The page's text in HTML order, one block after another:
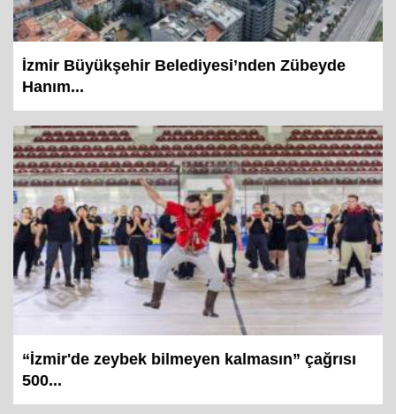
İzmir Büyükşehir Belediyesi’nden Zübeyde
Hanım...
“İzmir'de zeybek bilmeyen kalmasın” çağrısı
500...